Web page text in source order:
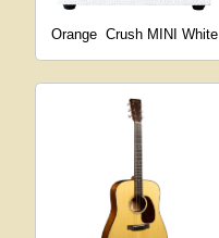
Orange Crush MINI White